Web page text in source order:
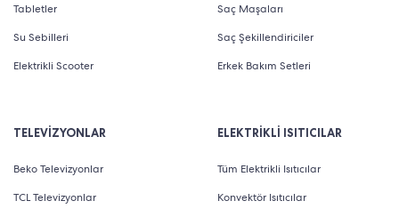
Tabletler
Su Sebilleri
Elektrikli Scooter
Saç Maşaları
Saç Şekillendiriciler
Erkek Bakım Setleri
TELEVİZYONLAR
Beko Televizyonlar
TCL Televizyonlar
ELEKTRİKLİ ISITICILAR
Tüm Elektrikli Isıtıcılar
Konvektör Isıtıcılar